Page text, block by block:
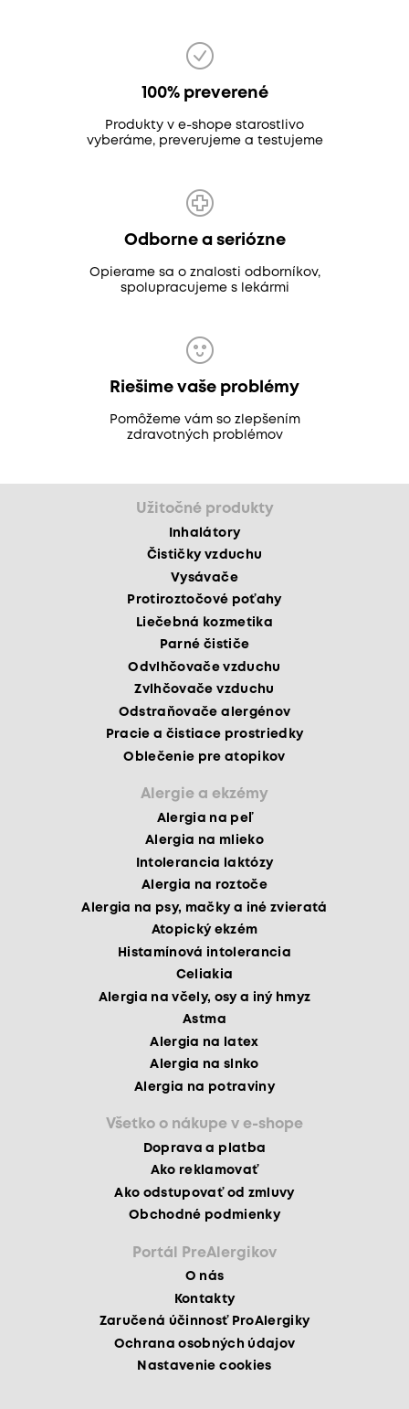
100% preverené
Produkty v e-shope starostlivo
vyberáme, preverujeme a testujeme
Odborne a seriózne
Opierame sa o znalosti odborníkov,
spolupracujeme s lekármi
Riešime vaše problémy
Pomôžeme vám so zlepšením
zdravotných problémov
Užitočné produkty
Inhalátory
Čističky vzduchu
Vysávače
Protiroztočové poťahy
Liečebná kozmetika
Parné čističe
Odvlhčovače vzduchu
Zvlhčovače vzduchu
Odstraňovače alergénov
Pracie a čistiace prostriedky
Oblečenie pre atopikov
Alergie a ekzémy
Alergia na peľ
Alergia na mlieko
Intolerancia laktózy
Alergia na roztoče
Alergia na psy, mačky a iné zvieratá
Atopický ekzém
Histamínová intolerancia
Celiakia
Alergia na včely, osy a iný hmyz
Astma
Alergia na latex
Alergia na slnko
Alergia na potraviny
Všetko o nákupe v e-shope
Doprava a platba
Ako reklamovať
Ako odstupovať od zmluvy
Obchodné podmienky
Portál PreAlergikov
O nás
Kontakty
Zaručená účinnosť ProAlergiky
Ochrana osobných údajov
Nastavenie cookies